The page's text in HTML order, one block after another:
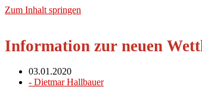
Zum Inhalt springen
Information zur neuen
03.01.2020
- Dietmar Hallbauer